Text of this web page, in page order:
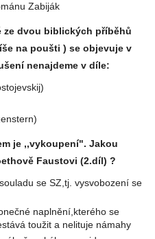
Zabiják
ze dvou biblických příběhů
na poušti ) se objevuje v
nenajdeme v díle:
je ,,vykoupení". Jakou
Faustovi (2.díl) ?
se SZ,tj. vysvobození se
naplnění,kterého se
toužit a nelituje námahy